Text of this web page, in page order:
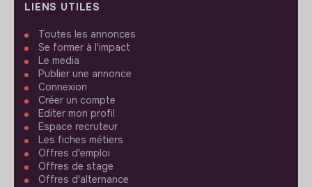
LIENS UTILES
Toutes les annonces
Se former à l'impact
Le media
Publier une annonce
Connexion
Créer un compte
Editer mon profil
Espace recruteur
Les fiches métiers
Offres d'emploi
Offres de stage
Offres d'alternance